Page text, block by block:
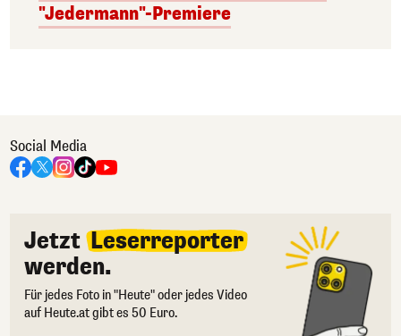
"Jedermann"-Premiere
Social Media
Jetzt Leserreporter
werden.
Für jedes Foto in "Heute" oder jedes Video
auf Heute.at gibt es 50 Euro.